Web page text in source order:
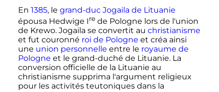
En 1385, le grand-duc Jogaila de Lituanie
épousa Hedwige Irede Pologne lors de l'union
de Krewo. Jogaila se convertit au christianisme
et fut couronné roi de Pologne et créa ainsi
une union personnelle entre le royaume de
Pologne et le grand-duché de Lituanie. La
conversion officielle de la Lituanie au
christianisme supprima l'argument religieux
pour les activités teutoniques dans la